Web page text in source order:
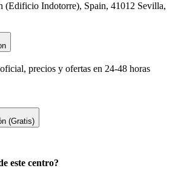
(Edificio Indotorre), Spain, 41012 Sevilla,
precios y ofertas en 24-48 horas
(Gratis)
este centro?